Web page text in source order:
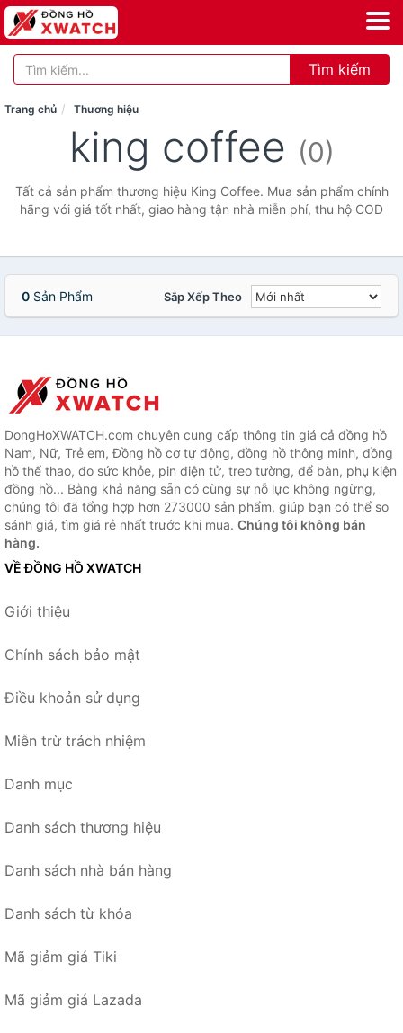
Tìm kiếm
Trang chủ Thương hiệu
king coffee (0)
Tất cả sản phẩm thương hiệu King Coffee. Mua sản phẩm chính
hãng với giá tốt nhất, giao hàng tận nhà miễn phí, thu hộ COD
0 Sản Phẩm Sắp Xếp Theo
DongHoXWATCH.com chuyên cung cấp thông tin giá cả đồng hồ
Nam, Nữ, Trẻ em, Đồng hồ cơ tự động, đồng hồ thông minh, đồng
hồ thể thao, đo sức khỏe, pin điện tử, treo tường, để bàn, phụ kiện
đồng hồ... Bằng khả năng sẵn có cùng sự nỗ lực không ngừng,
chúng tôi đã tổng hợp hơn 273000 sản phẩm, giúp bạn có thể so
sánh giá, tìm giá rẻ nhất trước khi mua. Chúng tôi không bán
hàng.
VỀ ĐỒNG HỒ XWATCH
Giới thiệu
Chính sách bảo mật
Điều khoản sử dụng
Miễn trừ trách nhiệm
Danh mục
Danh sách thương hiệu
Danh sách nhà bán hàng
Danh sách từ khóa
Mã giảm giá Tiki
Mã giảm giá Lazada